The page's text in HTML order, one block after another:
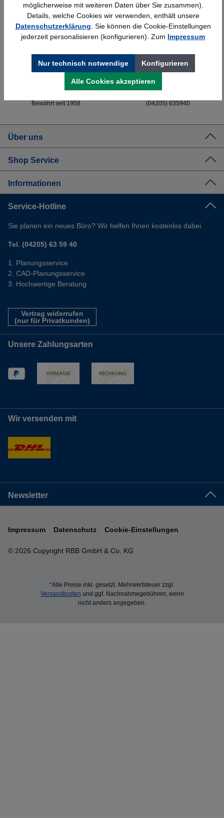
Schnelle Lieferung Topmarken
Erfahrung
Bewährt seit 1958
Kostenlose Beratung
(04205) 635940
Über uns
Shop Service
Informationen
Service-Hotline
Sie planen ein neues Büro? Wir helfen Ihnen kostenlos dabei.
Tel. (04205) 63 59 40
Planungsservice
CAD-Planungsservice
Hochwertige Beratung
Vertrag widerrufen
(nur für Privatkunden)
Unsere Zahlungsarten
Wir versenden mit
Newsletter
© 2026 Copyright RBB GmbH & Co. KG
Impressum Datenschutz Cookie-Einstellungen
*Alle Preise inkl. gesetzl. Mehrwertsteuer zzgl.
Versandkosten und ggf. Nachnahmegebühren, wenn
nicht anders angegeben.
möglicherweise mit weiteren Daten über Sie zusammen).
Details, welche Cookies wir verwenden, enthält unsere
Datenschutzerklärung . Sie können die Cookie-Einstellungen
jederzeit personalisieren (konfigurieren). Zum Impressum
Nur technisch notwendige Konfigurieren
Alle Cookies akzeptieren